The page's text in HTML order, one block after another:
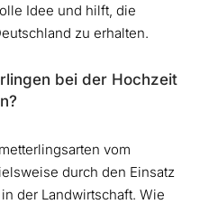
Idee und hilft, die
zu erhalten.
bei der Hochzeit
vom
durch den Einsatz
der Landwirtschaft. Wie